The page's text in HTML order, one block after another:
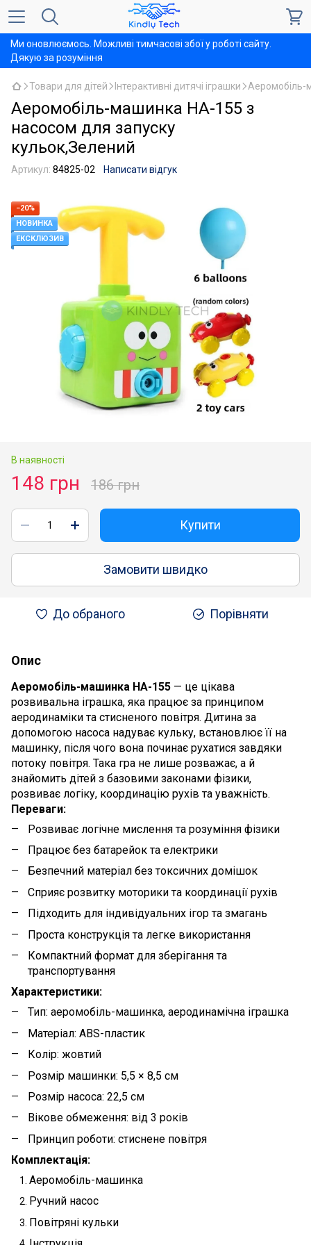
Ми оновлюємось. Можливі тимчасові збої у роботі сайту.
Дякую за розуміння
Товари для дітей Інтерактивні дитячі іграшки Аеромобіль-
Аеромобіль-машинка HA-155 з
насосом для запуску
кульок,Зелений
Артикул: 84825-02 Написати відгук
−20%
НОВИНКА
ЕКСКЛЮЗИВ
В наявності
148 грн 186 грн
Купити
Замовити швидко
До обраного Порівняти
Опис
Аеромобіль-машинка HA-155 — це цікава
розвивальна іграшка, яка працює за принципом
аеродинаміки та стисненого повітря. Дитина за
допомогою насоса надуває кульку, встановлює її на
машинку, після чого вона починає рухатися завдяки
потоку повітря. Така гра не лише розважає, а й
знайомить дітей з базовими законами фізики,
розвиває логіку, координацію рухів та уважність.
Переваги:
Розвиває логічне мислення та розуміння фізики
Працює без батарейок та електрики
Безпечний матеріал без токсичних домішок
Сприяє розвитку моторики та координації рухів
Підходить для індивідуальних ігор та змагань
Проста конструкція та легке використання
Компактний формат для зберігання та
транспортування
Характеристики:
Тип: аеромобіль-машинка, аеродинамічна іграшка
Матеріал: ABS-пластик
Колір: жовтий
Розмір машинки: 5,5 × 8,5 см
Розмір насоса: 22,5 см
Вікове обмеження: від 3 років
Принцип роботи: стиснене повітря
Комплектація:
Аеромобіль-машинка
Ручний насос
Повітряні кульки